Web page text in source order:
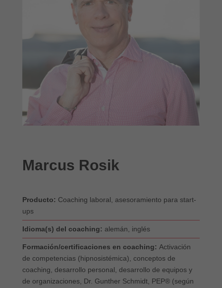
Marcus Rosik
Producto: Coaching laboral, asesoramiento para start-
ups
Idioma(s) del coaching: alemán, inglés
Formación/certificaciones en coaching: Activación
de competencias (hipnosistémica), conceptos de
coaching, desarrollo personal, desarrollo de equipos y
de organizaciones, Dr. Gunther Schmidt, PEP® (según